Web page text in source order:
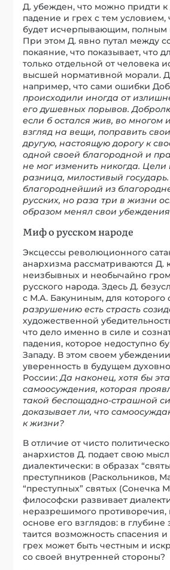
Д. убежден, что можно придти к
падение и грех с тем условием,
будет исчерпывающим, полным
При этом Д. явно путал между
покаяние, что показывает, что
только отдельной от человека
высшей нормативной морали.
например, что сами ошибки
происходили иногда от
его душевных порывов.
если б остался жив, во многом
взгляд на вещи, поправить
другую, настоящую дорогу к
одной своей благородной и
не мог изменить никогда. Цели
разница, милостивый
благороднейший из
русских, но раза три в жизни
образом менял свои убеждения
Миф о русском народе
Эксцессы революционного
анархизма рассматриваются Д.
неизбывных и необычайно
русского народа. Здесь Д.
с М.А. Бакуниным, для которого
разрушению есть страсть
художественной
что дело именно в силе и
падения, которое недоступно
Западу. В этом своем
уверенность в будущем
России:Да наконец, хотя бы
самоосуждения, которая
такой беспощадно-страшной
доказывает ли, что
к жизни?
В отличие от чисто
анархистов Д. подает свою
диалектически: в образах
преступников (Раскольников,
“преступных” святых (Сонечка
философски развивает
неразрешимого противоречия,
основе его взглядов: в глубине
таится возможность спасения
грех может быть честным и
со своей внутренней стороны?